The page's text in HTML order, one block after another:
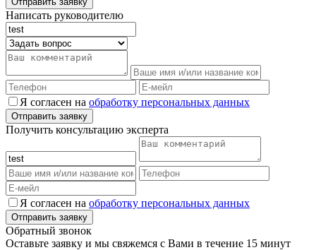
Написать руководителю
Я согласен на обработку персональных данных
Получить консультацию эксперта
Я согласен на обработку персональных данных
Обратный звонок
Оставьте заявку и мы свяжемся с Вами в течение 15 минут